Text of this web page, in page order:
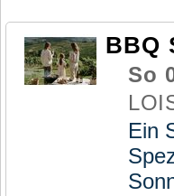
BBQ
So
Ein